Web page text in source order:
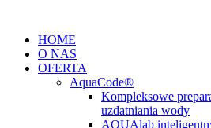
treści
HOME
O NAS
OFERTA
AquaCode®
Kompleksowe
uzdatniania wody
AQUAlab